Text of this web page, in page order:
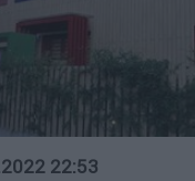
22:53